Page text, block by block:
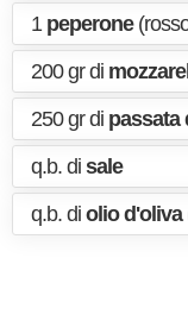
1 peperone
200 gr di
250 gr di passata
q.b. di sale
q.b. di olio d'oliva